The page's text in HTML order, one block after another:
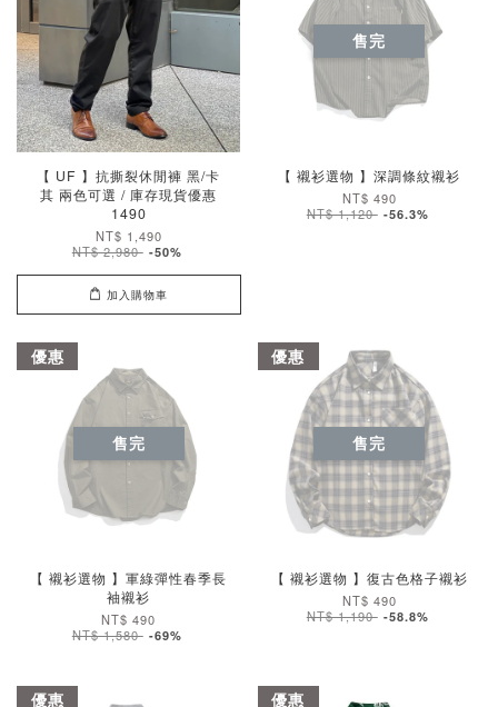
【 UF 】抗撕裂休閒褲 黑/卡
其 兩色可選 / 庫存現貨優惠
1490
NT$ 1,490
NT$ 2,980 -50%
加入購物車
售完
【 襯衫選物 】深調條紋襯衫
NT$ 490
NT$ 1,120 -56.3%
優惠
售完
【 襯衫選物 】軍綠彈性春季長
袖襯衫
NT$ 490
NT$ 1,580 -69%
優惠
售完
【 襯衫選物 】復古色格子襯衫
NT$ 490
NT$ 1,190 -58.8%
優惠 優惠